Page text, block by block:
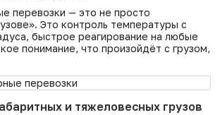
перевозки — это не просто
Это контроль температуры с
быстрое реагирование на любые
понимание, что произойдёт с грузом,
полуфабрикаты, мясо, рыба,
Такжеи тяжеловесных грузов